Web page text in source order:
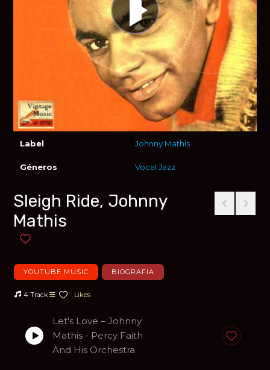
Label Johnny Mathis
Géneros Vocal Jazz
Sleigh Ride, Johnny
Mathis
Añadir a favoritos
YOUTUBE MUSIC BIOGRAFIA
4 Track Likes
Let's Love – Johnny
Mathis - Percy Faith
And His Orchestra
Anadir a